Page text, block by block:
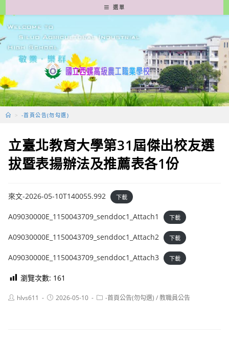
轉
至
要
容
選單
> -首頁公告(勿勾選)
立臺北教育大學第31屆傑出校友選
拔暨表揚辦法及推薦表各1份
來文-2026-05-10T140055.992 下載
A09030000E_1150043709_senddoc1_Attach1 下載
A09030000E_1150043709_senddoc1_Attach2 下載
A09030000E_1150043709_senddoc1_Attach3 下載
瀏覽次數: 161
Posthlvs611
Post2026-05-10
Post-首頁公告(勿勾選) /教職員公告